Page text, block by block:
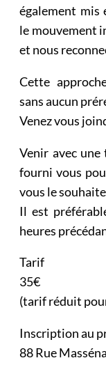
également mis
le mouvement
et nous
Cette
sans aucun
Venez vous
Venir avec
fourni vous
vous le
Il est
heures
Tarif
35€
(tarif réduit
Inscription au
88 Rue